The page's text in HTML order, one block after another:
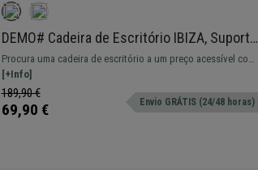
DEMO# Cadeira de Escritório IBIZA, Suporte
Lombar, Mecanismo de Reclinação, Preto
Procura uma cadeira de escritório a um preço acessível com
excelente qualidade? Encontrou! Modelo com suporte
lombar, cómodo e resistente.
[+Info]
189,90 €
69,90 € Envio GRÁTIS (24/48 horas)